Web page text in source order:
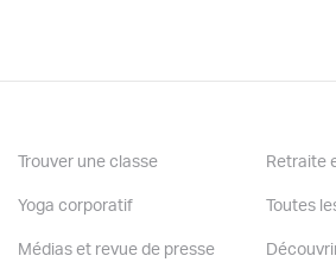
Trouver une classe
Yoga corporatif
Médias et revue de presse
Retraite
Toutes